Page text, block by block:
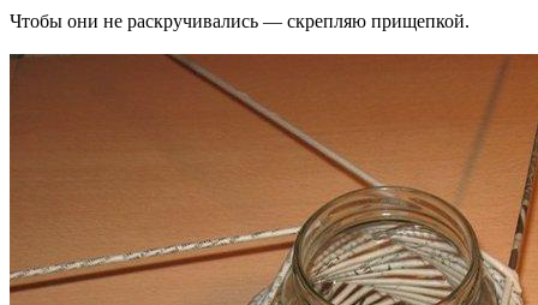
Чтобы они не раскручивались — скрепляю прищепкой.